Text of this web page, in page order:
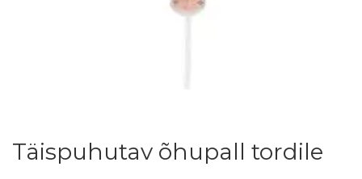
Täispuhutav õhupall tordile